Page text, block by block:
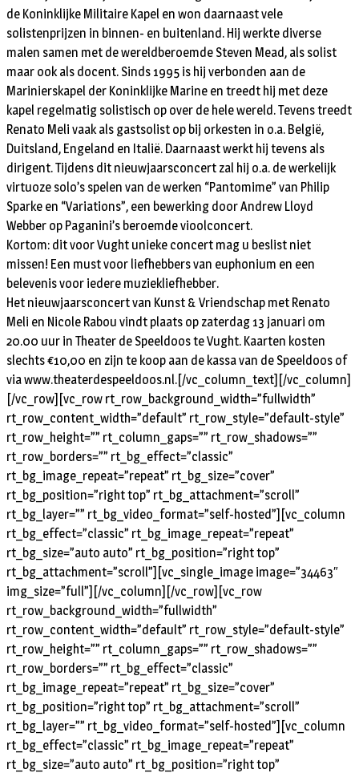
de Koninklijke Militaire Kapel en won daarnaast vele
solistenprijzen in binnen- en buitenland. Hij werkte diverse
malen samen met de wereldberoemde Steven Mead, als solist
maar ook als docent. Sinds 1995 is hij verbonden aan de
Marinierskapel der Koninklijke Marine en treedt hij met deze
kapel regelmatig solistisch op over de hele wereld. Tevens treedt
Renato Meli vaak als gastsolist op bij orkesten in o.a. België,
Duitsland, Engeland en Italië. Daarnaast werkt hij tevens als
dirigent. Tijdens dit nieuwjaarsconcert zal hij o.a. de werkelijk
virtuoze solo’s spelen van de werken “Pantomime” van Philip
Sparke en “Variations”, een bewerking door Andrew Lloyd
Webber op Paganini’s beroemde vioolconcert.
Kortom: dit voor Vught unieke concert mag u beslist niet
missen! Een must voor liefhebbers van euphonium en een
belevenis voor iedere muziekliefhebber.
Het nieuwjaarsconcert van Kunst & Vriendschap met Renato
Meli en Nicole Rabou vindt plaats op zaterdag 13 januari om
20.00 uur in Theater de Speeldoos te Vught. Kaarten kosten
slechts €10,00 en zijn te koop aan de kassa van de Speeldoos of
via www.theaterdespeeldoos.nl.[/vc_column_text][/vc_column]
[/vc_row][vc_row rt_row_background_width=”fullwidth”
rt_row_content_width=”default” rt_row_style=”default-style”
rt_row_height=”” rt_column_gaps=”” rt_row_shadows=””
rt_row_borders=”” rt_bg_effect=”classic”
rt_bg_image_repeat=”repeat” rt_bg_size=”cover”
rt_bg_position=”right top” rt_bg_attachment=”scroll”
rt_bg_layer=”” rt_bg_video_format=”self-hosted”][vc_column
rt_bg_effect=”classic” rt_bg_image_repeat=”repeat”
rt_bg_size=”auto auto” rt_bg_position=”right top”
rt_bg_attachment=”scroll”][vc_single_image image=”34463″
img_size=”full”][/vc_column][/vc_row][vc_row
rt_row_background_width=”fullwidth”
rt_row_content_width=”default” rt_row_style=”default-style”
rt_row_height=”” rt_column_gaps=”” rt_row_shadows=””
rt_row_borders=”” rt_bg_effect=”classic”
rt_bg_image_repeat=”repeat” rt_bg_size=”cover”
rt_bg_position=”right top” rt_bg_attachment=”scroll”
rt_bg_layer=”” rt_bg_video_format=”self-hosted”][vc_column
rt_bg_effect=”classic” rt_bg_image_repeat=”repeat”
rt_bg_size=”auto auto” rt_bg_position=”right top”